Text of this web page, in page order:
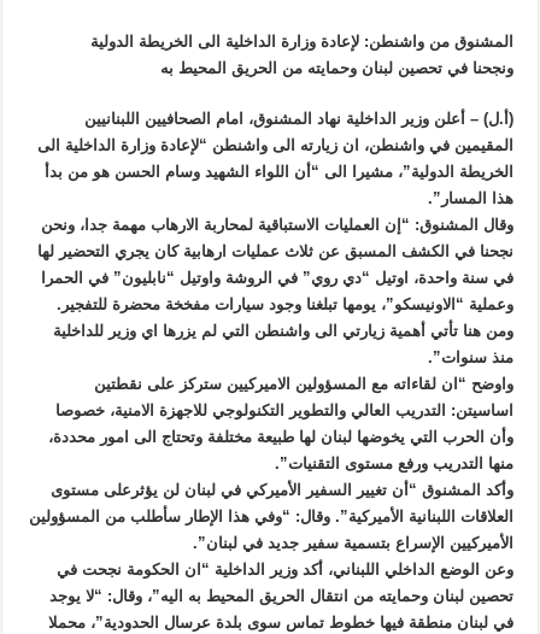
المشنوق من واشنطن: لإعادة وزارة الداخلية الى الخريطة الدولية
ونجحنا في تحصين لبنان وحمايته من الحريق المحيط به
(أ.ل) – أعلن وزير الداخلية نهاد المشنوق، امام الصحافيين اللبنانيين
المقيمين في واشنطن، ان زيارته الى واشنطن “لإعادة وزارة الداخلية الى
الخريطة الدولية”، مشيرا الى “أن اللواء الشهيد وسام الحسن هو من بدأ
هذا المسار”.
وقال المشنوق: “إن العمليات الاستباقية لمحاربة الارهاب مهمة جدا، ونحن
نجحنا في الكشف المسبق عن ثلاث عمليات ارهابية كان يجري التحضير لها
في سنة واحدة، اوتيل “دي روي” في الروشة واوتيل “نابليون” في الحمرا
وعملية “الاونيسكو”، يومها تبلغنا وجود سيارات مفخخة محضرة للتفجير.
ومن هنا تأتي أهمية زيارتي الى واشنطن التي لم يزرها اي وزير للداخلية
منذ سنوات”.
واوضح “ان لقاءاته مع المسؤولين الاميركيين ستركز على نقطتين
اساسيتن: التدريب العالي والتطوير التكنولوجي للاجهزة الامنية، خصوصا
وأن الحرب التي يخوضها لبنان لها طبيعة مختلفة وتحتاج الى امور محددة،
منها التدريب ورفع مستوى التقنيات”.
وأكد المشنوق “أن تغيير السفير الأميركي في لبنان لن يؤثرعلى مستوى
العلاقات اللبنانية الأميركية”. وقال: “وفي هذا الإطار سأطلب من المسؤولين
الأميركيين الإسراع بتسمية سفير جديد في لبنان”.
وعن الوضع الداخلي اللبناني، أكد وزير الداخلية “ان الحكومة نجحت في
تحصين لبنان وحمايته من انتقال الحريق المحيط به اليه”، وقال: “لا يوجد
في لبنان منطقة فيها خطوط تماس سوى بلدة عرسال الحدودية”، محملا